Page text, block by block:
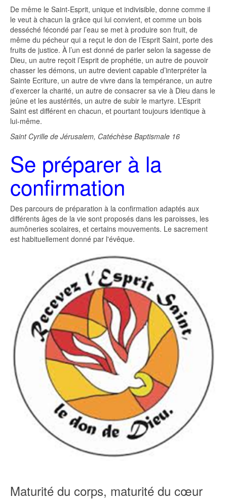
De même le Saint-Esprit, unique et indivisible, donne comme il
le veut à chacun la grâce qui lui convient, et comme un bois
desséché fécondé par l’eau se met à produire son fruit, de
même du pécheur qui a reçut le don de l’Esprit Saint, porte des
fruits de justice. À l’un est donné de parler selon la sagesse de
Dieu, un autre reçoit l’Esprit de prophétie, un autre de pouvoir
chasser les démons, un autre devient capable d’interpréter la
Sainte Ecriture, un autre de vivre dans la tempérance, un autre
d’exercer la charité, un autre de consacrer sa vie à Dieu dans le
jeûne et les austérités, un autre de subir le martyre. L’Esprit
Saint est différent en chacun, et pourtant toujours identique à
lui-même.
Saint Cyrille de Jérusalem, Catéchèse Baptismale 16
Se préparer à la
confirmation
Des parcours de préparation à la confirmation adaptés aux
différents âges de la vie sont proposés dans les paroisses, les
aumôneries scolaires, et certains mouvements. Le sacrement
est habituellement donné par l'évêque.
Maturité du corps, maturité du cœur